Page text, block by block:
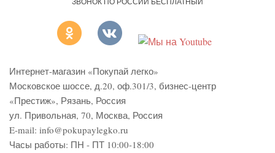
Интернет-магазин «Покупай легко»
Московское шоссе, д.20, оф.301/3, бизнес-центр
«Престиж», Рязань, Россия
ул. Привольная, 70, Москва, Россия
E-mail: info@pokupaylegko.ru
Часы работы: ПН - ПТ 10:00-18:00